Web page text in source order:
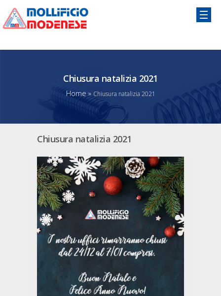
Chiusura natalizia 2021
Home » Chiusura natalizia 2021
Chiusura natalizia 2021